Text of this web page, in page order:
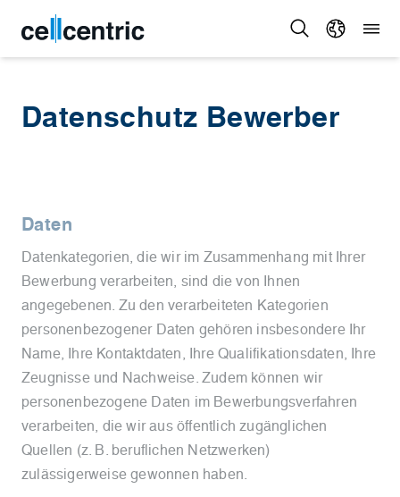
Datenschutz Bewerber
Daten
Datenkategorien, die wir im Zusammenhang mit Ihrer
Bewerbung verarbeiten, sind die von Ihnen
angegebenen. Zu den verarbeiteten Kategorien
personenbezogener Daten gehören insbesondere Ihr
Name, Ihre Kontaktdaten, Ihre Qualifikationsdaten, Ihre
Zeugnisse und Nachweise. Zudem können wir
personenbezogene Daten im Bewerbungsverfahren
verarbeiten, die wir aus öffentlich zugänglichen
Quellen (z. B. beruflichen Netzwerken)
zulässigerweise gewonnen haben.